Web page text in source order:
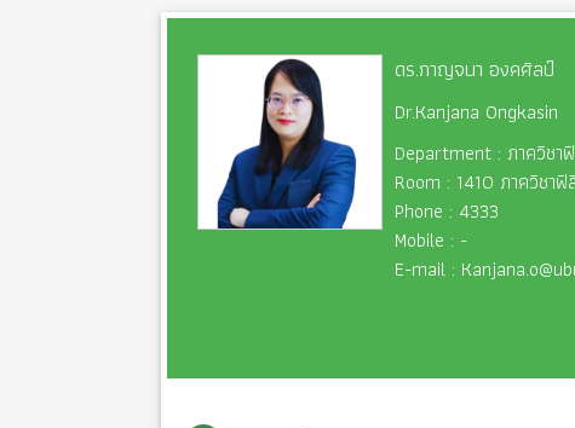
ดร.กาญจนา องคศิลป์
Dr.Kanjana Ongkasin
Department : ภาควิชา
Room : 1410 ภาควิชา
Phone : 4333
Mobile : -
E-mail :